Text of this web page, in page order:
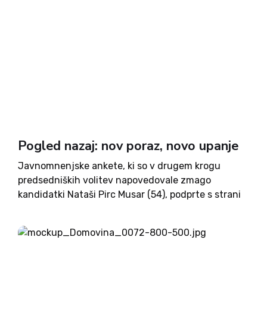
Pogled nazaj: nov poraz, novo upanje
Javnomnenjske ankete, ki so v drugem krogu
predsedniških volitev napovedovale zmago
kandidatki Nataši Pirc Musar (54), podprte s strani
presenetljivo tesna, saj je kandidat iz vrst
medijsko osovražene SDS uspel...